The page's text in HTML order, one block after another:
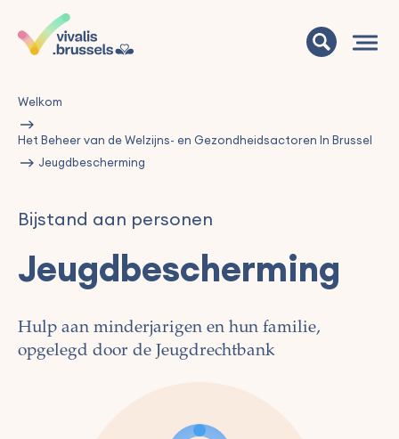
Welkom
Het Beheer van de Welzijns- en Gezondheidsactoren In Brussel
Jeugdbescherming
Bijstand aan personen
Jeugdbescherming
Hulp aan minderjarigen en hun familie,
opgelegd door de Jeugdrechtbank